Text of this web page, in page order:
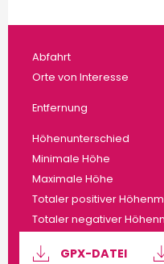
Abfahrt
Orte von Interesse
Entfernung
Höhenunterschied
Minimale Höhe
Maximale Höhe
Totaler positiver
Totaler negativer
GPX-DATEI